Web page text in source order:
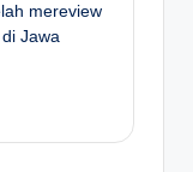
mereview
Jawa